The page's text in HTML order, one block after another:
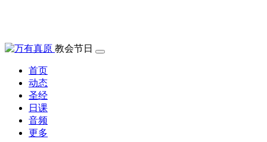
教会节日
首页
动态
圣经
日课
音频
更多